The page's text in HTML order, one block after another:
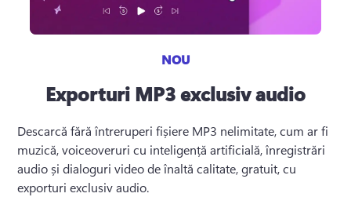
NOU
Exporturi MP3 exclusiv audio
Descarcă fără întreruperi fișiere MP3 nelimitate, cum ar fi
muzică, voiceoveruri cu inteligență artificială, înregistrări
audio și dialoguri video de înaltă calitate, gratuit, cu
exporturi exclusiv audio.